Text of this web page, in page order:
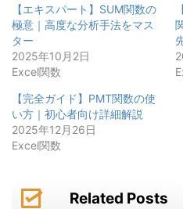
【エキスパート】SUM関数の
極意｜高度な分析手法をマス
ター
2025年10月2日
Excel関数
【完全ガイド】PMT関数の使
い方｜初心者向け詳細解説
2025年12月26日
Excel関数
Related Posts